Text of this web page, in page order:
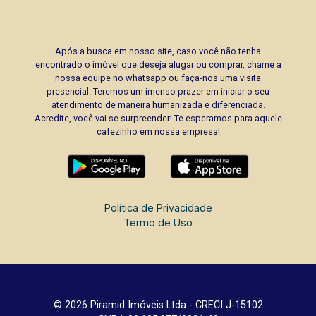
Após a busca em nosso site, caso você não tenha
encontrado o imóvel que deseja alugar ou comprar, chame a
nossa equipe no whatsapp ou faça-nos uma visita
presencial. Teremos um imenso prazer em iniciar o seu
atendimento de maneira humanizada e diferenciada.
Acredite, você vai se surpreender! Te esperamos para aquele
cafezinho em nossa empresa!
Política de Privacidade
Termo de Uso
© 2026 Piramid Imóveis Ltda - CRECI J-15102